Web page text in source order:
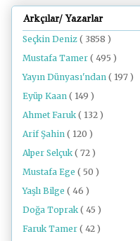
Arkçılar/ Yazarlar
Seçkin Deniz ( 3858 )
Mustafa Tamer ( 495 )
Yayın Dünyası'ndan ( 197 )
Eyüp Kaan ( 149 )
Ahmet Faruk ( 132 )
Arif Şahin ( 120 )
Alper Selçuk ( 72 )
Mustafa Ege ( 50 )
Yaşlı Bilge ( 46 )
Doğa Toprak ( 45 )
Faruk Tamer ( 42 )